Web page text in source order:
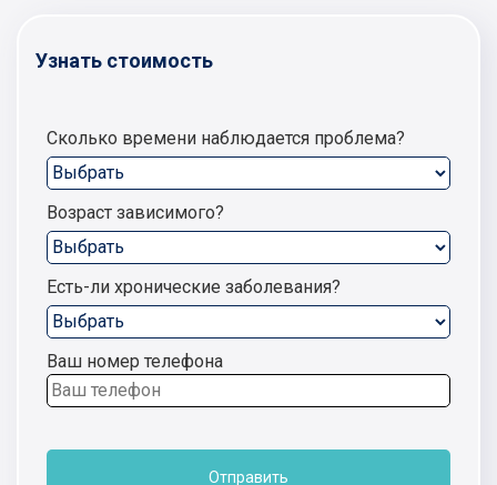
Узнать стоимость
Сколько времени наблюдается проблема?
Возраст зависимого?
Есть-ли хронические заболевания?
Ваш номер телефона
Отправить